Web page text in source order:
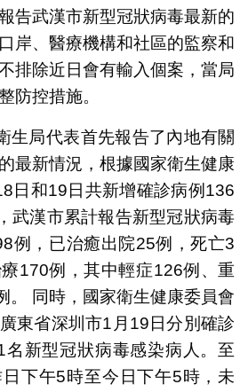
告武漢市新型冠狀病毒最新的
岸、醫療機構和社區的監察和
排除近日會有輸入個案，當局
防控措施。
生局代表首先報告了內地有關
最新情況，根據國家衛生健康
日和19日共新增確診病例136
武漢市累計報告新型冠狀病毒
例，已治癒出院25例，死亡3
170例，其中輕症126例、重
。 同時，國家衛生健康委員會
東省深圳市1月19日分別確診
新型冠狀病毒感染病人。至
下午5時至今日下午5時，未